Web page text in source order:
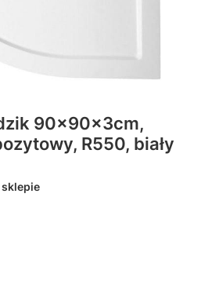
90x90x3cm,
R550, biały